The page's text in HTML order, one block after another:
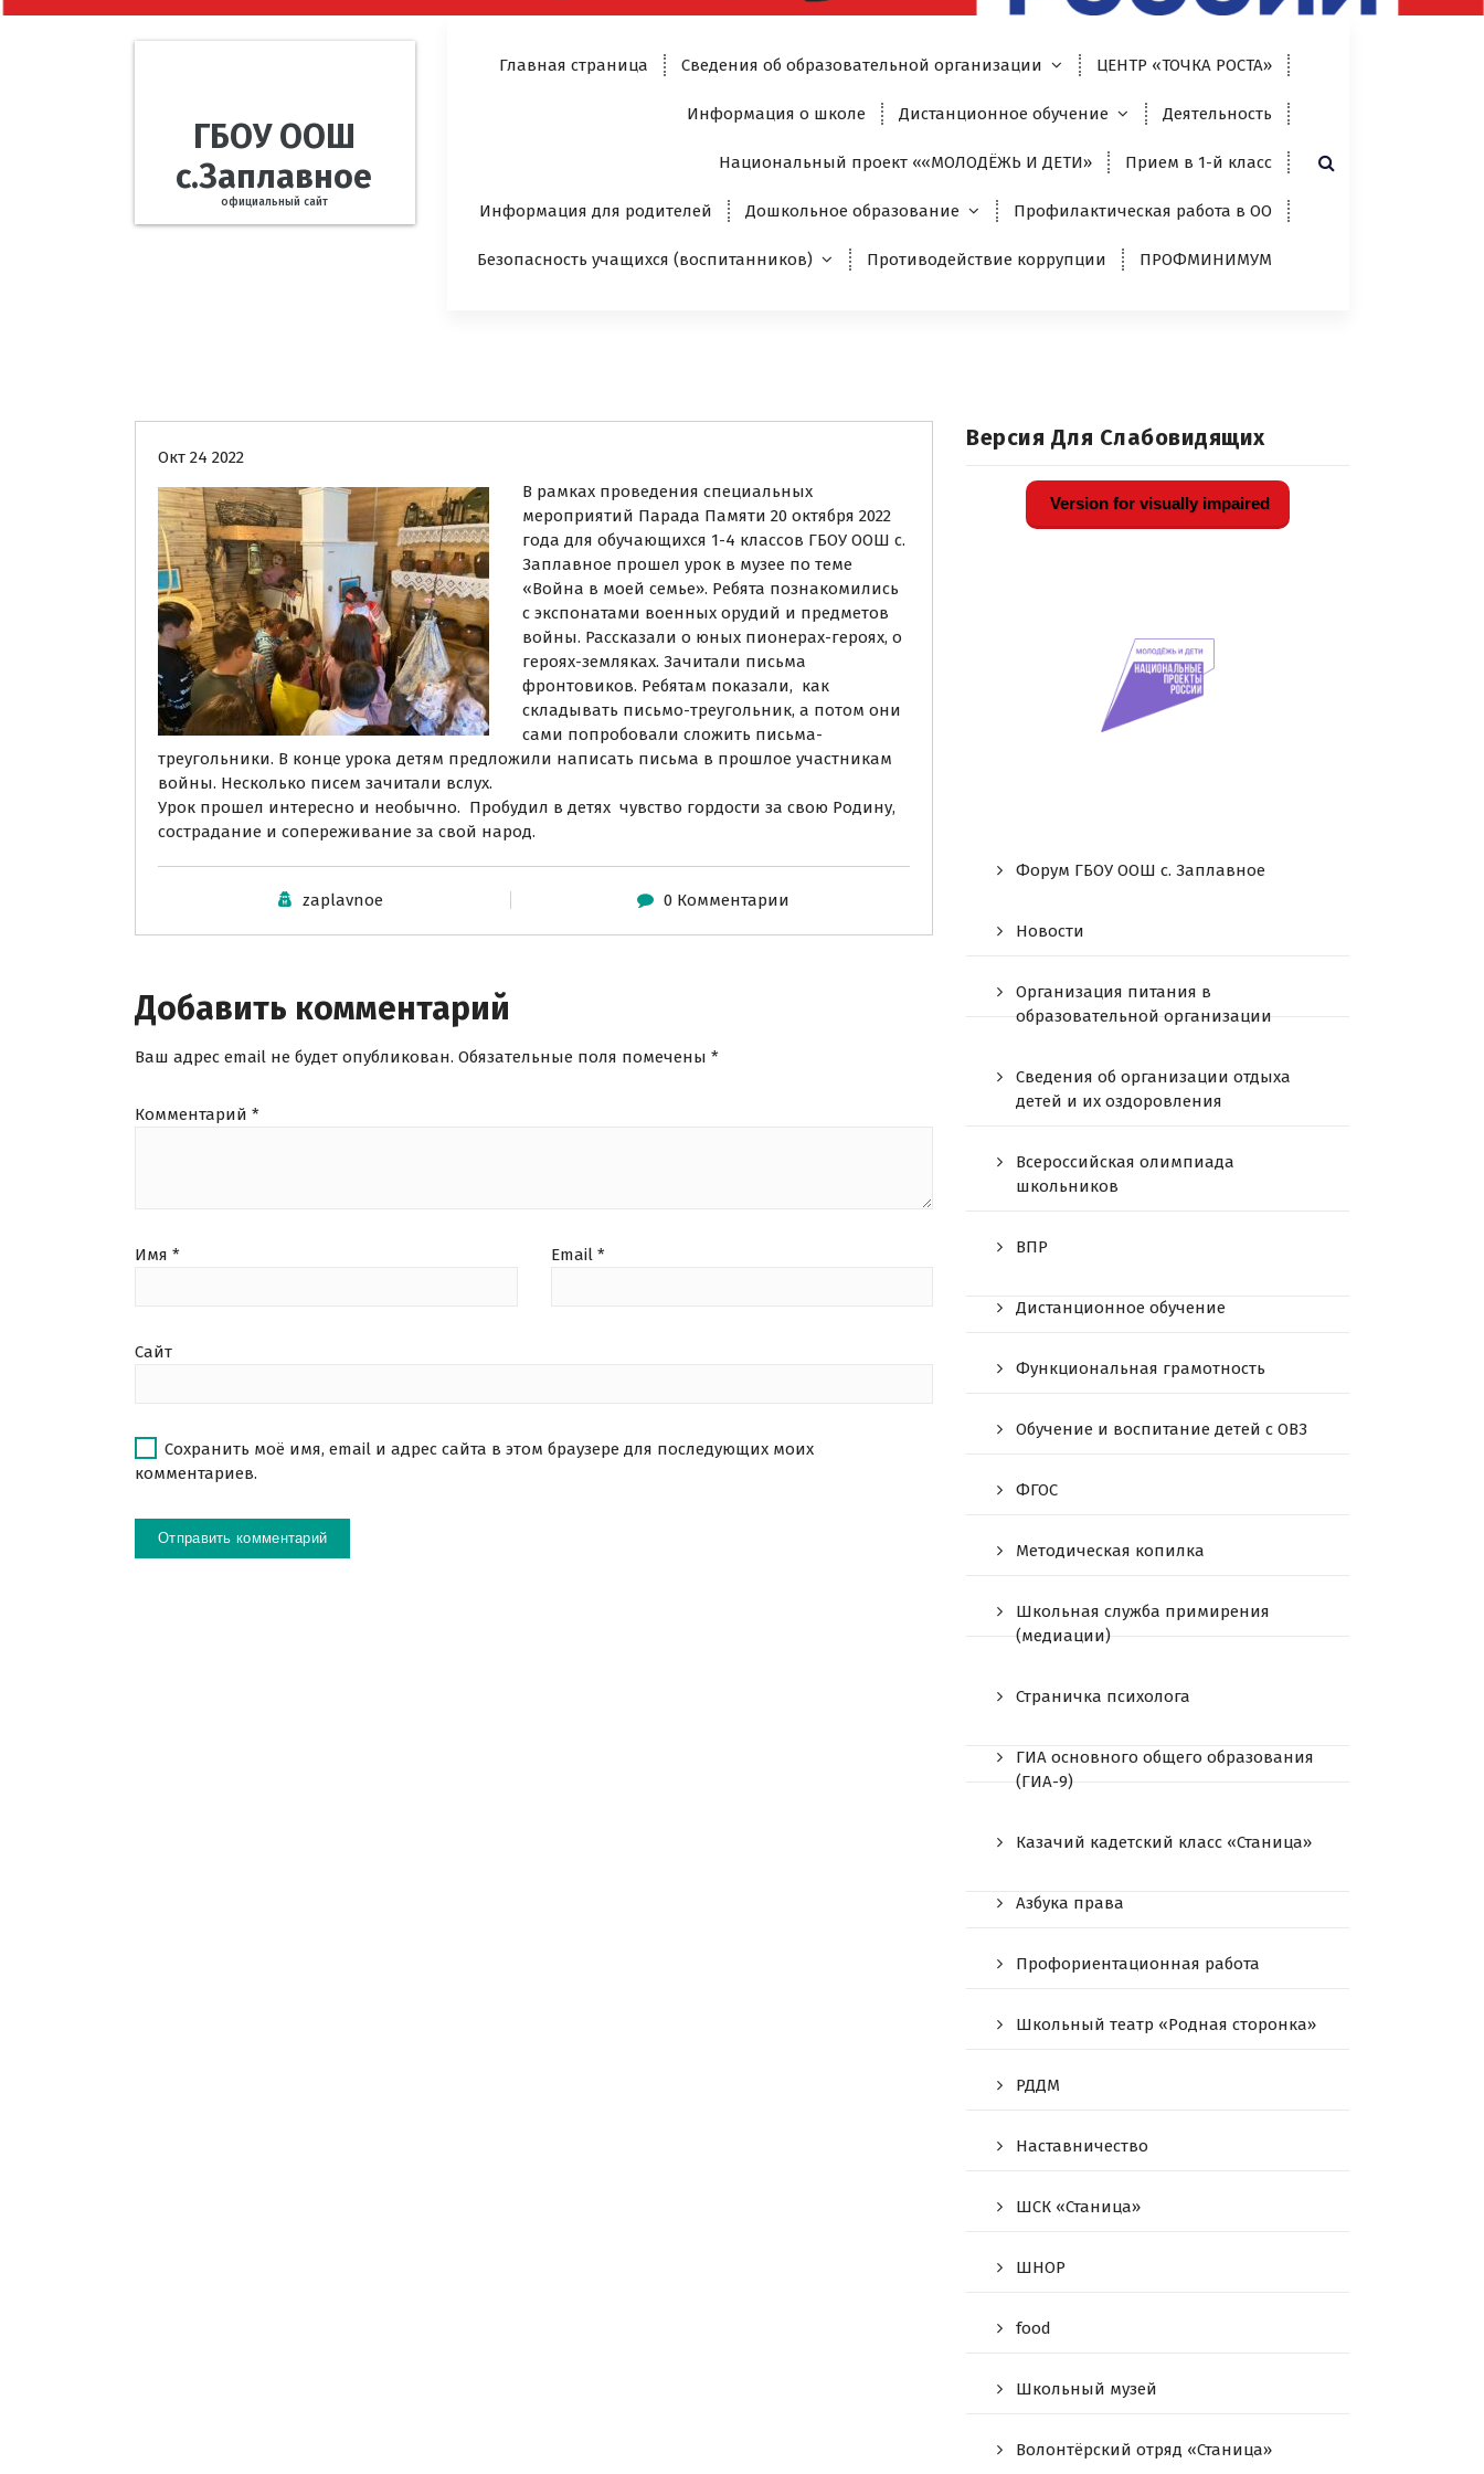
ГБОУ ООШ
с.Заплавное
официальный сайт
Главная страница Сведения об образовательной организации ЦЕНТР «ТОЧКА РОСТА»
Информация о школе Дистанционное обучение Деятельность
Национальный проект ««МОЛОДЁЖЬ И ДЕТИ» Прием в 1-й класс
Информация для родителей Дошкольное образование Профилактическая работа в ОО
Безопасность учащихся (воспитанников) Противодействие коррупции ПРОФМИНИМУМ
Окт 24 2022
В рамках проведения специальных
мероприятий Парада Памяти 20 октября 2022
года для обучающихся 1-4 классов ГБОУ ООШ с.
Заплавное прошел урок в музее по теме
«Война в моей семье». Ребята познакомились
с экспонатами военных орудий и предметов
войны. Рассказали о юных пионерах-героях, о
героях-земляках. Зачитали письма
фронтовиков. Ребятам показали, как
складывать письмо-треугольник, а потом они
сами попробовали сложить письма-
треугольники. В конце урока детям предложили написать письма в прошлое участникам
войны. Несколько писем зачитали вслух.
Урок прошел интересно и необычно. Пробудил в детях чувство гордости за свою Родину,
сострадание и сопереживание за свой народ.
zaplavnoe 0 Комментарии
Добавить комментарий
Ваш адрес email не будет опубликован. Обязательные поля помечены *
Комментарий *
Имя * Email *
Сайт
Сохранить моё имя, email и адрес сайта в этом браузере для последующих моих
комментариев.
Версия Для Слабовидящих
Version for visually impaired
Форум ГБОУ ООШ c. Заплавное
Новости
Организация питания в
образовательной организации
Сведения об организации отдыха
детей и их оздоровления
Всероссийская олимпиада
школьников
ВПР
Дистанционное обучение
Функциональная грамотность
Обучение и воспитание детей с ОВЗ
ФГОС
Методическая копилка
Школьная служба примирения
(медиации)
Страничка психолога
ГИА основного общего образования
(ГИА-9)
Казачий кадетский класс «Станица»
Азбука права
Профориентационная работа
Школьный театр «Родная сторонка»
РДДМ
Наставничество
ШСК «Станица»
ШНОР
food
Школьный музей
Волонтёрский отряд «Станица»